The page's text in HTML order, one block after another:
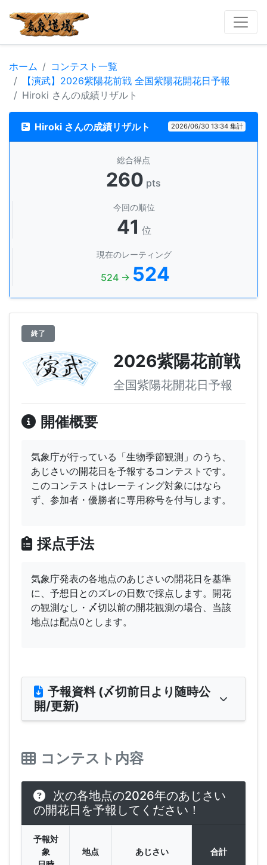
ホーム
コンテスト一覧
【演武】2026紫陽花前戦 全国紫陽花開花日予報
Hiroki さんの成績リザルト
Hiroki さんの成績リザルト 2026/06/30 13:34 集計
総合得点
260 pts
今回の順位
41 位
現在のレーティング
524 → 524
終了
2026紫陽花前戦
全国紫陽花開花日予報
開催概要
気象庁が行っている「生物季節観測」のうち、
あじさいの開花日を予報するコンテストです。
このコンテストはレーティング対象にはなら
ず、参加者・優勝者に専用称号を付与します。
採点手法
気象庁発表の各地点のあじさいの開花日を基準
に、予想日とのズレの日数で採点します。開花
の観測なし・〆切以前の開花観測の場合、当該
地点は配点0とします。
予報資料 (〆切前日より随時公
開/更新)
コンテスト内容
次の各地点の2026年のあじさい
の開花日を予報してください！
予報対
象
地点 あじさい 合計